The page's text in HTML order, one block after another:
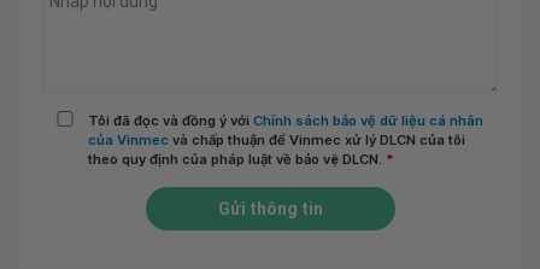
Tôi đã đọc và đồng ý với Chính sách bảo vệ dữ liệu cá nhân
của Vinmec và chấp thuận để Vinmec xử lý DLCN của tôi
theo quy định của pháp luật về bảo vệ DLCN. *
Gửi thông tin